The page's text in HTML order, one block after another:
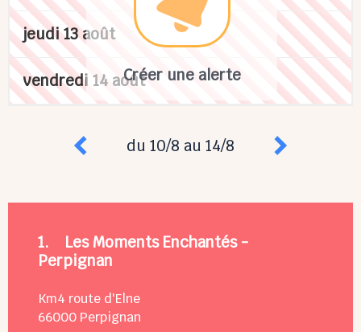
Créer une alerte
jeudi 13 août
vendredi 14 août
du 10/8 au 14/8
1. Les Moments Enchantés -
Perpignan
Km4 route d'Elne
66000 Perpignan